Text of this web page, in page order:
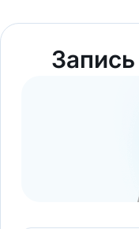
Запись